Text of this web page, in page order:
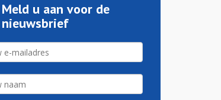
Meld u aan voor de
nieuwsbrief